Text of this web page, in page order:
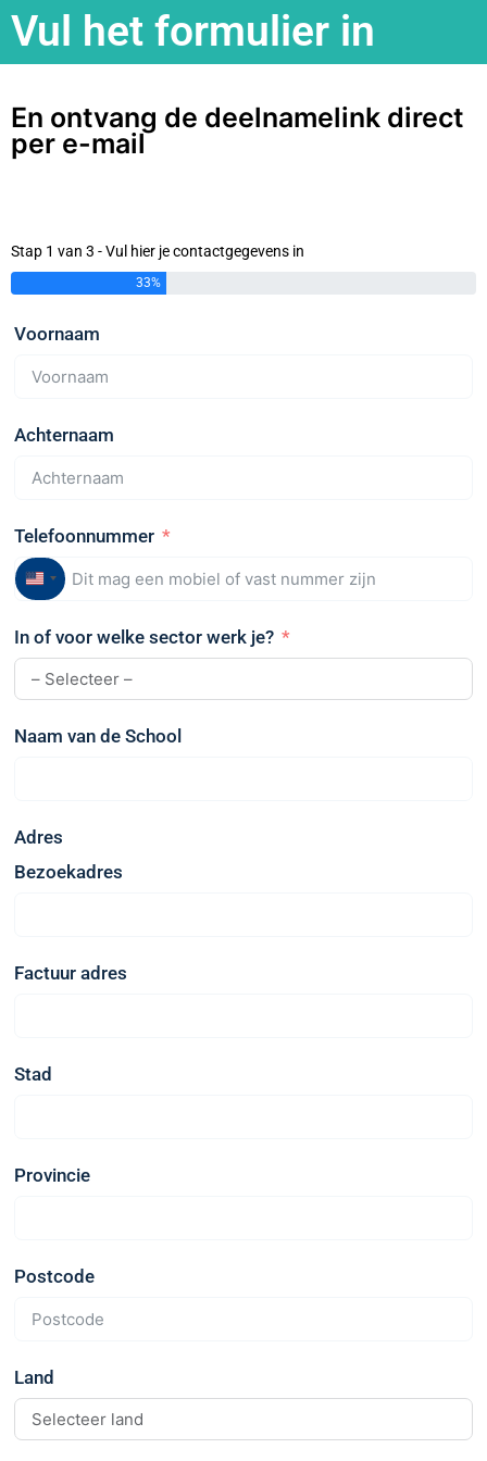
Vul het formulier in
En ontvang de deelnamelink direct
per e-mail
Stap 1 van 3 - Vul hier je contactgegevens in
33%
Voornaam
Achternaam
Telefoonnummer
United
+1
In of voor welke sector werk je?
Naam van de School
Adres
Bezoekadres
Factuur adres
Stad
Provincie
Postcode
Land